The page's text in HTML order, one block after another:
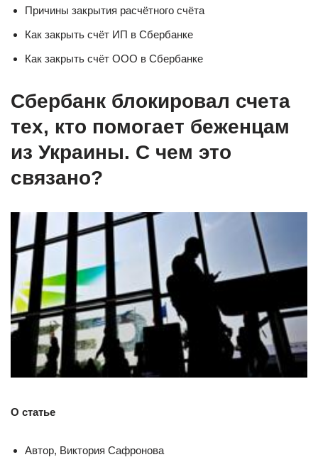
Причины закрытия расчётного счёта
Как закрыть счёт ИП в Сбербанке
Как закрыть счёт ООО в Сбербанке
Сбербанк блокировал счета
тех, кто помогает беженцам
из Украины. С чем это
связано?
О статье
Автор, Виктория Сафронова